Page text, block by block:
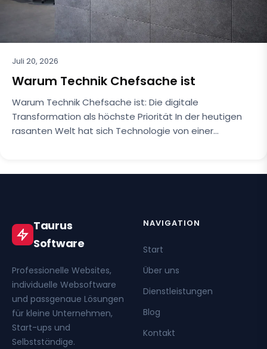
Juli 20, 2026
Warum Technik Chefsache ist
Warum Technik Chefsache ist: Die digitale
Transformation als höchste Priorität In der heutigen
rasanten Welt hat sich Technologie von einer…
Taurus
Software
Professionelle Websites,
individuelle Websoftware
und passgenaue Lösungen
für kleine Unternehmen,
Start-ups und
Selbstständige.
NAVIGATION
Start
Über uns
Dienstleistungen
Blog
Kontakt